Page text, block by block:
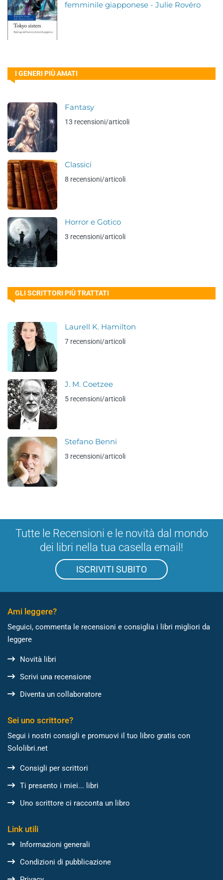
femminile giapponese - Julie Rovéro
I GENERI PIÙ AMATI
Fantasy
13 recensioni/articoli
Classici
8 recensioni/articoli
Horror e Gotico
3 recensioni/articoli
GLI SCRITTORI PIÙ TRATTATI
Laurell K. Hamilton
7 recensioni/articoli
J. M. Coetzee
5 recensioni/articoli
Stefano Benni
3 recensioni/articoli
Tutte le Recensioni e le novità dal mondo
dei libri nella tua casella email!
ISCRIVITI SUBITO
Ami leggere?
Seguici, commenta le recensioni e consiglia i libri migliori da
leggere
Novità libri
Scrivi una recensione
Diventa un collaboratore
Sei uno scrittore?
Segui i nostri consigli e promuovi il tuo libro gratis con
Sololibri.net
Consigli per scrittori
Ti presento i miei... libri
Uno scrittore ci racconta un libro
Link utili
Informazioni generali
Condizioni di pubblicazione